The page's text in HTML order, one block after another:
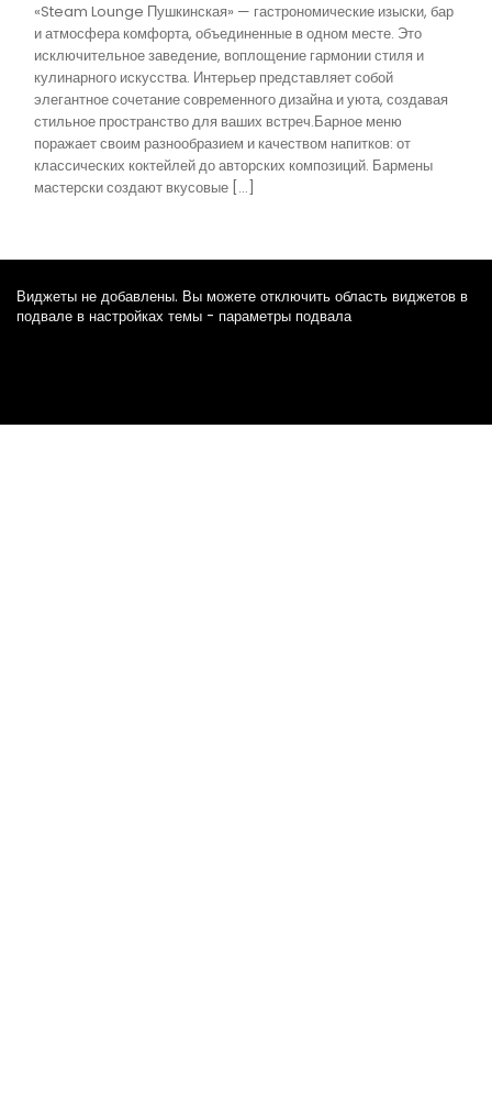
«Steam Lounge Пушкинская» — гастрономические изыски, бар
и атмосфера комфорта, объединенные в одном месте. Это
исключительное заведение, воплощение гармонии стиля и
кулинарного искусства. Интерьер представляет собой
элегантное сочетание современного дизайна и уюта, создавая
стильное пространство для ваших встреч.Барное меню
поражает своим разнообразием и качеством напитков: от
классических коктейлей до авторских композиций. Бармены
мастерски создают вкусовые […]
Виджеты не добавлены. Вы можете отключить область виджетов в
подвале в настройках темы - параметры подвала